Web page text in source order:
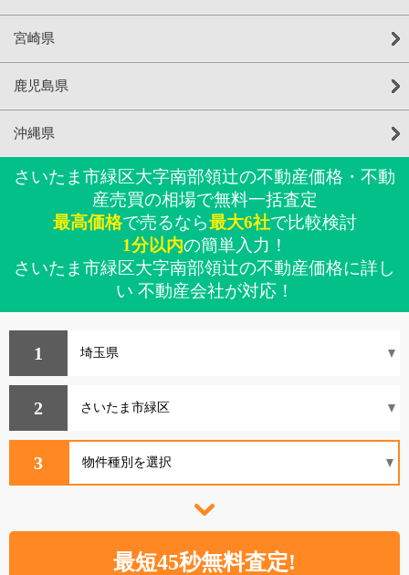
宮崎県
鹿児島県
沖縄県
さいたま市緑区大字南部領辻の不動産価格・不動
産売買の相場で無料一括査定
最高価格で売るなら最大6社で比較検討
1分以内の簡単入力！
さいたま市緑区大字南部領辻の不動産価格に詳し
い 不動産会社が対応！
1
2
3